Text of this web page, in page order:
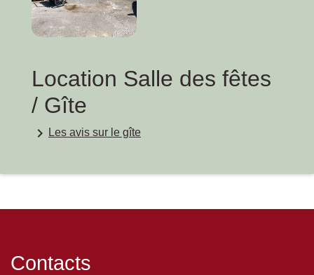
Location Salle des fêtes
/ Gîte
keyboard_arrow_right Les avis sur le gîte
Contacts